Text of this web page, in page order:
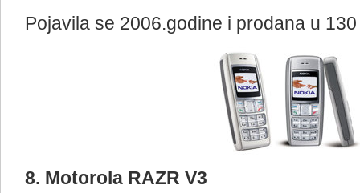
Pojavila se 2006.godine i prodana u
8. Motorola RAZR V3